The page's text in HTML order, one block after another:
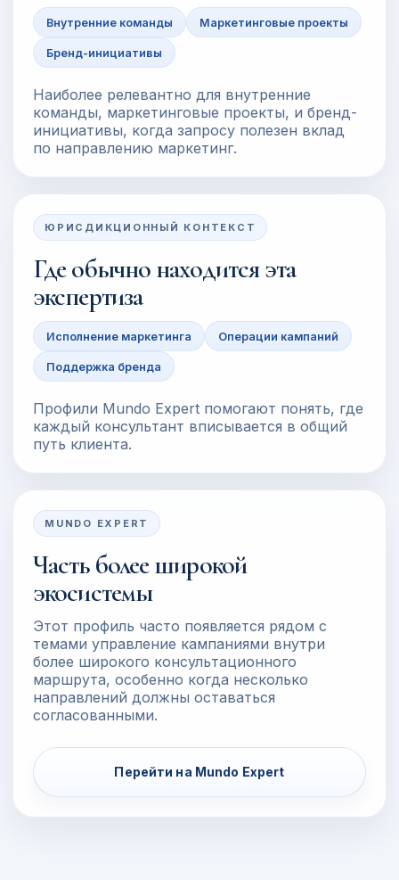
Внутренние команды Маркетинговые проекты
Бренд-инициативы
Наиболее релевантно для внутренние
команды, маркетинговые проекты, и бренд-
инициативы, когда запросу полезен вклад
по направлению маркетинг.
ЮРИСДИКЦИОННЫЙ КОНТЕКСТ
Где обычно находится эта
экспертиза
Исполнение маркетинга Операции кампаний
Поддержка бренда
Профили Mundo Expert помогают понять, где
каждый консультант вписывается в общий
путь клиента.
MUNDO EXPERT
Часть более широкой
экосистемы
Этот профиль часто появляется рядом с
темами управление кампаниями внутри
более широкого консультационного
маршрута, особенно когда несколько
направлений должны оставаться
согласованными.
Перейти на Mundo Expert